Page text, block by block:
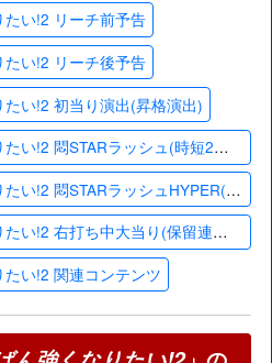
い!2 リーチ前予告
い!2 リーチ後予告
い!2 初当り演出(昇格演出)
PLT世界でいちばん強くなりたい!2 悶STARラッシュ(時短2回＋保留1個)
PLT世界でいちばん強くなりたい!2 悶STARラッシュHYPER(ラッキートリガー)
PLT世界でいちばん強くなりたい!2 右打ち中大当り(保留連演出)
い!2 関連コンテンツ